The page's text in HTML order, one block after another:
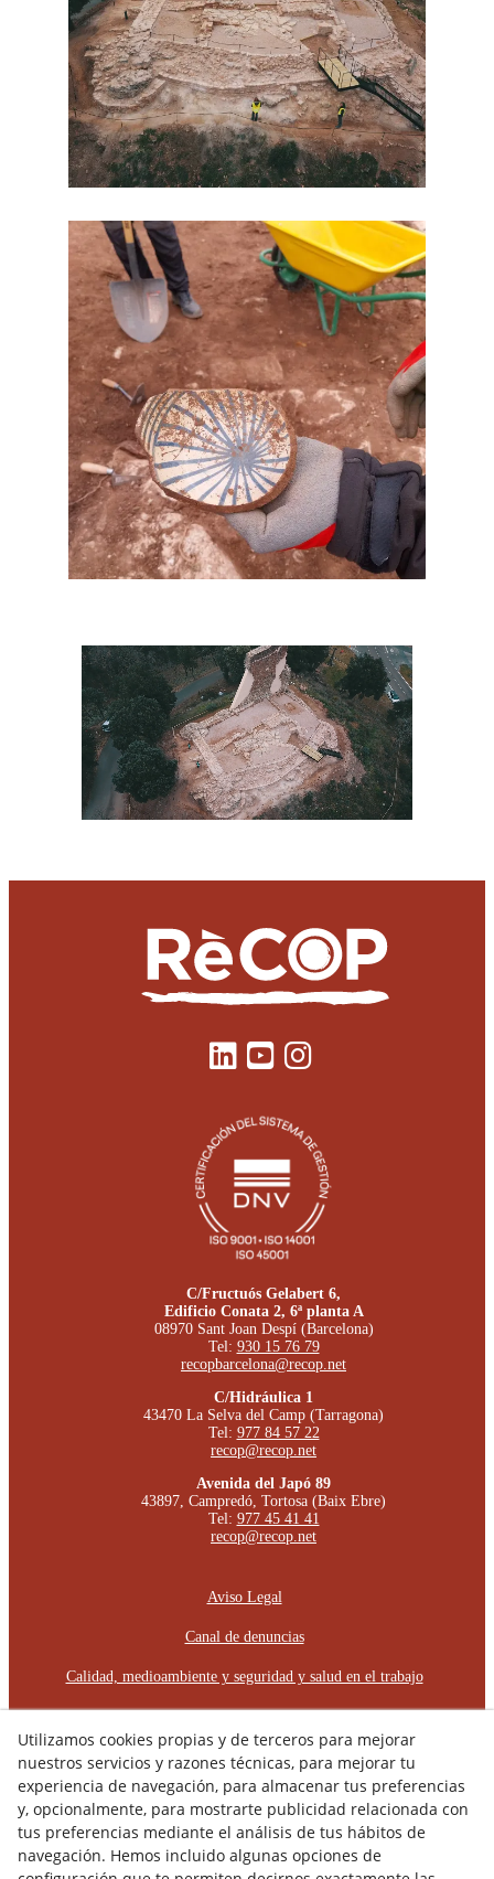
C/Fructuós Gelabert 6,
Edificio Conata 2, 6ª planta A
08970 Sant Joan Despí (Barcelona)
Tel: 930 15 76 79
recopbarcelona@recop.net
C/Hidráulica 1
43470 La Selva del Camp (Tarragona)
Tel: 977 84 57 22
recop@recop.net
Avenida del Japó 89
43897, Campredó, Tortosa (Baix Ebre)
Tel: 977 45 41 41
recop@recop.net
Aviso Legal
Canal de denuncias
Calidad, medioambiente y seguridad y salud en el trabajo
Política de Privacidad
Declaración de Accessibilidad
Plan de Igualdad de Oportunidades
Protocolo de Acoso Laboral
Utilizamos cookies propias y de terceros para mejorar
nuestros servicios y razones técnicas, para mejorar tu
experiencia de navegación, para almacenar tus preferencias
y, opcionalmente, para mostrarte publicidad relacionada con
tus preferencias mediante el análisis de tus hábitos de
navegación. Hemos incluido algunas opciones de